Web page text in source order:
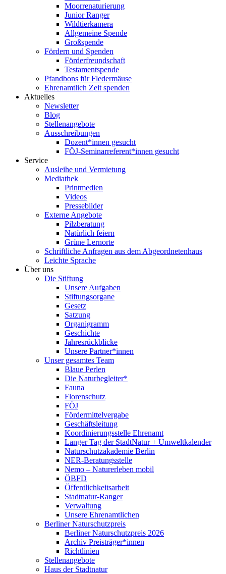
Moorrenaturierung
Junior Ranger
Wildtierkamera
Allgemeine Spende
Großspende
Fördern und Spenden
Förderfreundschaft
Testamentspende
Pfandbons für Fledermäuse
Ehrenamtlich Zeit spenden
Aktuelles
Newsletter
Blog
Stellenangebote
Ausschreibungen
Dozent*innen gesucht
FÖJ-Seminarreferent*innen gesucht
Service
Ausleihe und Vermietung
Mediathek
Printmedien
Videos
Pressebilder
Externe Angebote
Pilzberatung
Natürlich feiern
Grüne Lernorte
Schriftliche Anfragen aus dem Abgeordnetenhaus
Leichte Sprache
Über uns
Die Stiftung
Unsere Aufgaben
Stiftungsorgane
Gesetz
Satzung
Organigramm
Geschichte
Jahresrückblicke
Unsere Partner*innen
Unser gesamtes Team
Blaue Perlen
Die Naturbegleiter*
Fauna
Florenschutz
FÖJ
Fördermittelvergabe
Geschäftsleitung
Koordinierungsstelle Ehrenamt
Langer Tag der StadtNatur + Umweltkalender
Naturschutzakademie Berlin
NER-Beratungsstelle
Nemo – Naturerleben mobil
ÖBFD
Öffentlichkeitsarbeit
Stadtnatur-Ranger
Verwaltung
Unsere Ehrenamtlichen
Berliner Naturschutzpreis
Berliner Naturschutzpreis 2026
Archiv Preisträger*innen
Richtlinien
Stellenangebote
Haus der Stadtnatur